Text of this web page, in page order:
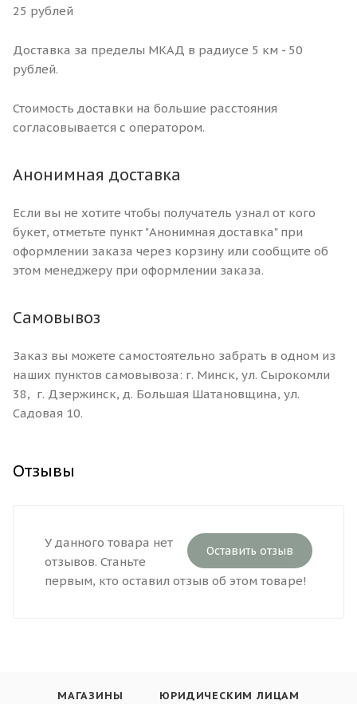
25 рублей
Доставка за пределы МКАД в радиусе 5 км - 50
рублей.
Стоимость доставки на большие расстояния
согласовывается с оператором.
Анонимная доставка
Если вы не хотите чтобы получатель узнал от кого
букет, отметьте пункт "Анонимная доставка" при
оформлении заказа через корзину или сообщите об
этом менеджеру при оформлении заказа.
Самовывоз
Заказ вы можете самостоятельно забрать в одном из
наших пунктов самовывоза: г. Минск, ул. Сырокомли
38, г. Дзержинск, д. Большая Шатановщина, ул.
Садовая 10.
Отзывы
Оставить отзыв
У данного товара нет
отзывов. Станьте
первым, кто оставил отзыв об этом товаре!
МАГАЗИНЫ ЮРИДИЧЕСКИМ ЛИЦАМ